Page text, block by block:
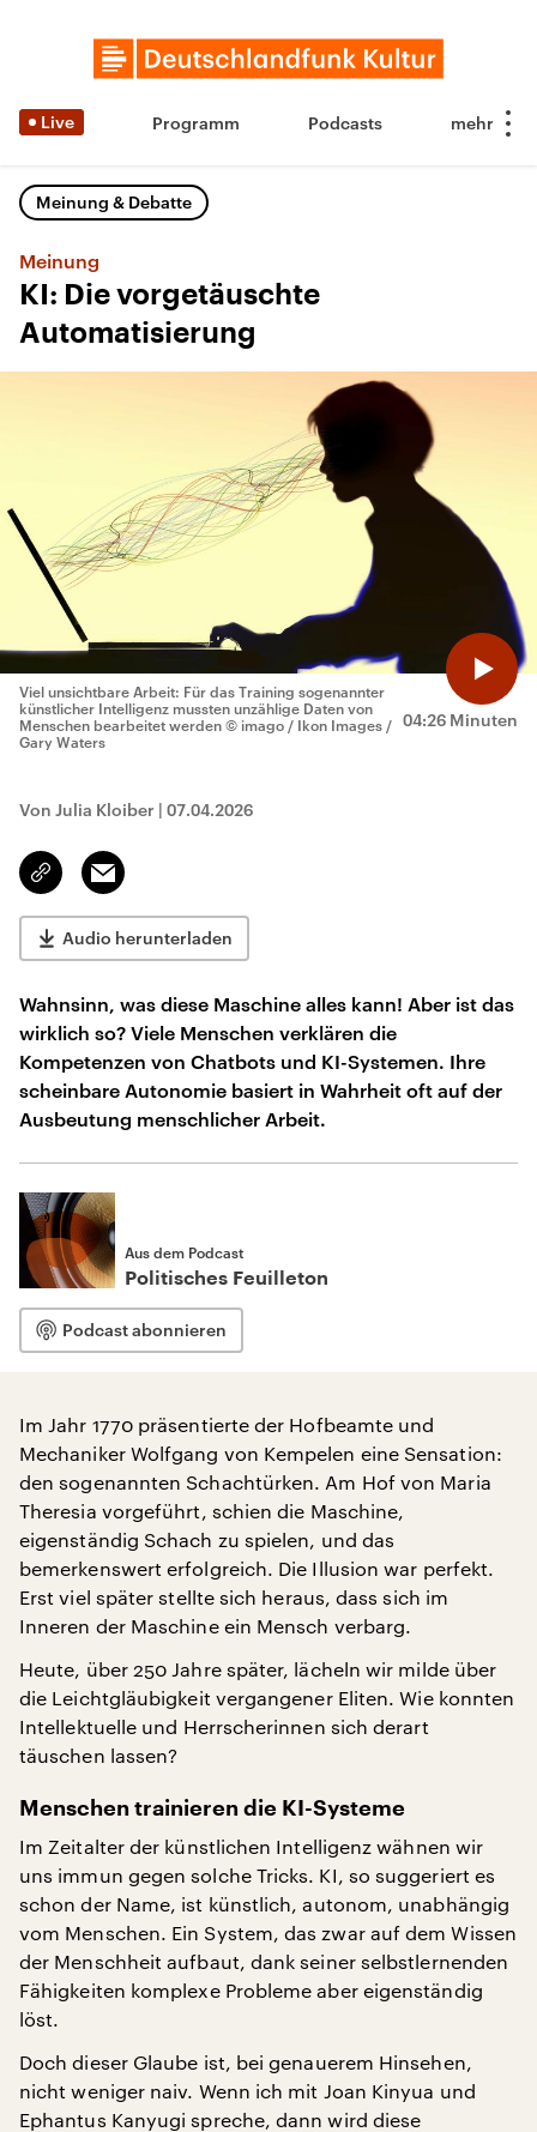
Live Programm Podcasts
Meinung & Debatte
Meinung
KI: Die vorgetäuschte
Automatisierung
04:26 Minuten
Viel unsichtbare Arbeit: Für das Training sogenannter
künstlicher Intelligenz mussten unzählige Daten von
Menschen bearbeitet werden © imago / Ikon Images /
Gary Waters
Von Julia Kloiber | 07.04.2026
Link
kopieren/teilen
Email
Audio herunterladen
Wahnsinn, was diese Maschine alles kann! Aber ist das
wirklich so? Viele Menschen verklären die
Kompetenzen von Chatbots und KI-Systemen. Ihre
scheinbare Autonomie basiert in Wahrheit oft auf der
Ausbeutung menschlicher Arbeit.
Aus dem Podcast
Politisches Feuilleton
Podcast abonnieren
Im Jahr 1770 präsentierte der Hofbeamte und
Mechaniker Wolfgang von Kempelen eine Sensation:
den sogenannten Schachtürken. Am Hof von Maria
Theresia vorgeführt, schien die Maschine,
eigenständig Schach zu spielen, und das
bemerkenswert erfolgreich. Die Illusion war perfekt.
Erst viel später stellte sich heraus, dass sich im
Inneren der Maschine ein Mensch verbarg.
Heute, über 250 Jahre später, lächeln wir milde über
die Leichtgläubigkeit vergangener Eliten. Wie konnten
Intellektuelle und Herrscherinnen sich derart
täuschen lassen?
Menschen trainieren die KI-Systeme
Im Zeitalter der künstlichen Intelligenz wähnen wir
uns immun gegen solche Tricks. KI, so suggeriert es
schon der Name, ist künstlich, autonom, unabhängig
vom Menschen. Ein System, das zwar auf dem Wissen
der Menschheit aufbaut, dank seiner selbstlernenden
Fähigkeiten komplexe Probleme aber eigenständig
löst.
Doch dieser Glaube ist, bei genauerem Hinsehen,
nicht weniger naiv. Wenn ich mit Joan Kinyua und
Ephantus Kanyugi spreche, dann wird diese